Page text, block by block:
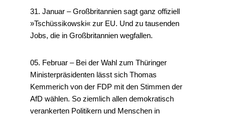
31. Januar – Großbritannien sagt ganz offiziell
»Tschüssikowski« zur EU. Und zu tausenden
Jobs, die in Großbritannien wegfallen.
05. Februar – Bei der Wahl zum Thüringer
Ministerpräsidenten lässt sich Thomas
Kemmerich von der FDP mit den Stimmen der
AfD wählen. So ziemlich allen demokratisch
verankerten Politikern und Menschen in